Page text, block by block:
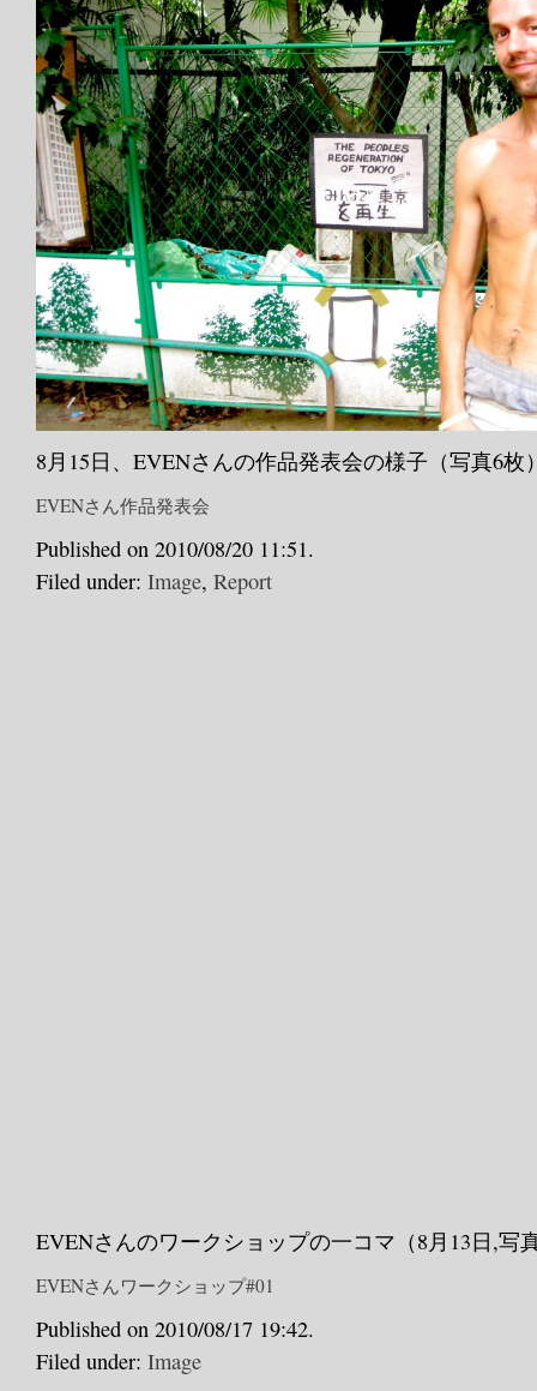
8月15日、EVENさんの作品発表会の様子（写真6枚
EVENさん作品発表会
Published on 2010/08/20 11:51.
Filed under: Image, Report
EVENさんのワークショップの一コマ（8月13日,写
EVENさんワークショップ#01
Published on 2010/08/17 19:42.
Filed under: Image